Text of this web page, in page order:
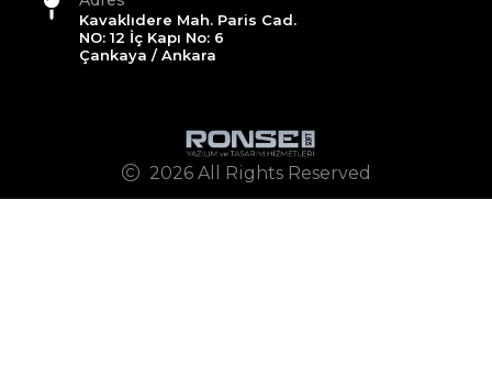
Kavaklıdere Mah. Paris Cad.
NO: 12 İç Kapı No: 6
Çankaya / Ankara
2026 All Rights Reserved